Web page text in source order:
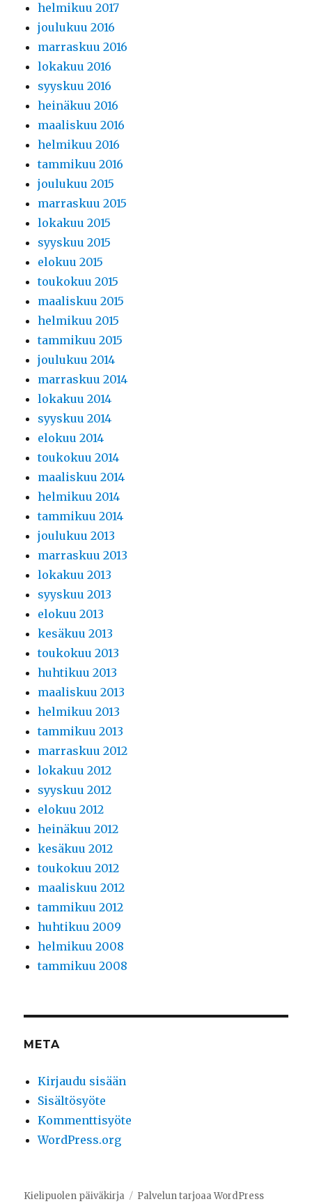
helmikuu 2017
joulukuu 2016
marraskuu 2016
lokakuu 2016
syyskuu 2016
heinäkuu 2016
maaliskuu 2016
helmikuu 2016
tammikuu 2016
joulukuu 2015
marraskuu 2015
lokakuu 2015
syyskuu 2015
elokuu 2015
toukokuu 2015
maaliskuu 2015
helmikuu 2015
tammikuu 2015
joulukuu 2014
marraskuu 2014
lokakuu 2014
syyskuu 2014
elokuu 2014
toukokuu 2014
maaliskuu 2014
helmikuu 2014
tammikuu 2014
joulukuu 2013
marraskuu 2013
lokakuu 2013
syyskuu 2013
elokuu 2013
kesäkuu 2013
toukokuu 2013
huhtikuu 2013
maaliskuu 2013
helmikuu 2013
tammikuu 2013
marraskuu 2012
lokakuu 2012
syyskuu 2012
elokuu 2012
heinäkuu 2012
kesäkuu 2012
toukokuu 2012
maaliskuu 2012
tammikuu 2012
huhtikuu 2009
helmikuu 2008
tammikuu 2008
META
Kirjaudu sisään
Sisältösyöte
Kommenttisyöte
WordPress.org
Kielipuolen päiväkirja Palvelun tarjoaa WordPress